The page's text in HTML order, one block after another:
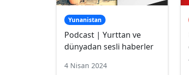
Yunanistan
Podcast | Yurttan ve
dünyadan sesli haberler
4 Nisan 2024